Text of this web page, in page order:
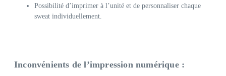
Possibilité d’imprimer à l’unité et de personnaliser chaque
sweat individuellement.
Inconvénients de l’impression numérique :